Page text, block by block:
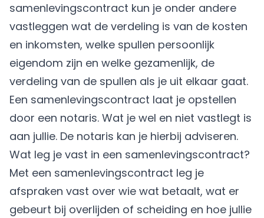
samenlevingscontract kun je onder andere
vastleggen wat de verdeling is van de kosten
en inkomsten, welke spullen persoonlijk
eigendom zijn en welke gezamenlijk, de
verdeling van de spullen als je uit elkaar gaat.
Een samenlevingscontract laat je opstellen
door een notaris. Wat je wel en niet vastlegt is
aan jullie. De notaris kan je hierbij adviseren.
Wat leg je vast in een samenlevingscontract?
Met een samenlevingscontract leg je
afspraken vast over wie wat betaalt, wat er
gebeurt bij overlijden of scheiding en hoe jullie